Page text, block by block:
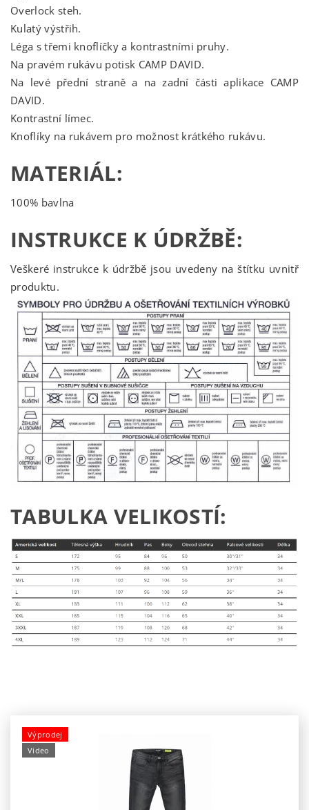
Overlock steh.
Kulatý výstřih.
Léga s třemi knoflíčky a kontrastními pruhy.
Na pravém rukávu potisk CAMP DAVID.
Na levé přední straně a na zadní části aplikace CAMP
DAVID.
Kontrastní límec.
Knoflíky na rukávem pro možnost krátkého rukávu.
MATERIÁL:
100% bavlna
INSTRUKCE K ÚDRŽBĚ:
Veškeré instrukce k údržbě jsou uvedeny na štítku uvnitř
produktu.
TABULKA VELIKOSTÍ:
Výprodej
Video